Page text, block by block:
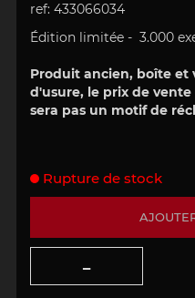
ref: 433066034
Édition limitée - 3.000
Produit ancien, boîte et
d'usure, le prix de
sera pas un motif de
Rupture de stock